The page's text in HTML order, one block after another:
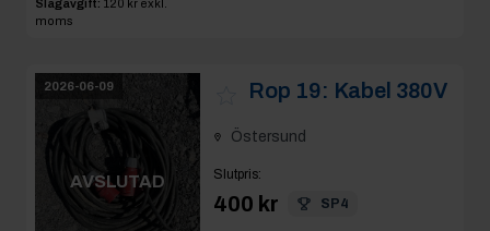
Slagavgift: 120 kr exkl.
moms
2026-06-09
AVSLUTAD
Rop 19: Kabel 380V
Östersund
Slutpris:
400 kr SP4